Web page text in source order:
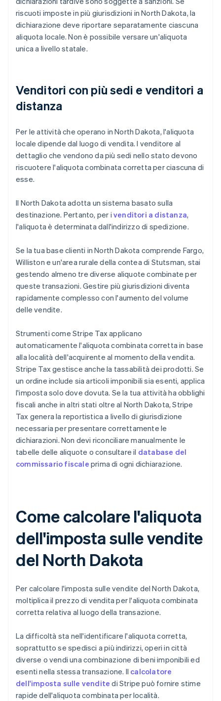
riscuoti imposte in più giurisdizioni in North Dakota, la
dichiarazione deve riportare separatamente ciascuna
aliquota locale. Non è possibile versare un'aliquota
unica a livello statale.
Venditori con più sedi e venditori a
distanza
Per le attività che operano in North Dakota, l'aliquota
locale dipende dal luogo di vendita. I venditore al
dettaglio che vendono da più sedi nello stato devono
riscuotere l'aliquota combinata corretta per ciascuna di
esse.
Il North Dakota adotta un sistema basato sulla
destinazione. Pertanto, per i venditori a distanza,
l'aliquota è determinata dall'indirizzo di spedizione.
Se la tua base clienti in North Dakota comprende Fargo,
Williston e un'area rurale della contea di Stutsman, stai
gestendo almeno tre diverse aliquote combinate per
queste transazioni. Gestire più giurisdizioni diventa
rapidamente complesso con l'aumento del volume
delle vendite.
Strumenti come Stripe Tax applicano
automaticamente l'aliquota combinata corretta in base
alla località dell'acquirente al momento della vendita.
Stripe Tax gestisce anche la tassabilità dei prodotti. Se
un ordine include sia articoli imponibili sia esenti, applica
l'imposta solo dove dovuta. Se la tua attività ha obblighi
fiscali anche in altri stati oltre al North Dakota, Stripe
Tax genera la reportistica a livello di giurisdizione
necessaria per presentare correttamente le
dichiarazioni. Non devi riconciliare manualmente le
tabelle delle aliquote o consultare il database del
commissario fiscale prima di ogni dichiarazione.
Come calcolare l'aliquota
dell'imposta sulle vendite
del North Dakota
Per calcolare l'imposta sulle vendite del North Dakota,
moltiplica il prezzo di vendita per l'aliquota combinata
corretta relativa al luogo della transazione.
La difficoltà sta nell'identificare l'aliquota corretta,
soprattutto se spedisci a più indirizzi, operi in città
diverse o vendi una combinazione di beni imponibili ed
esenti nella stessa transazione. Il calcolatore
dell'imposta sulle vendite di Stripe può fornire stime
rapide dell'aliquota combinata per località.